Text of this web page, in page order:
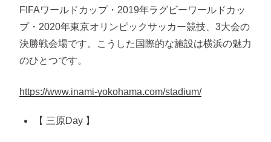
FIFAワールドカップ・2019年ラグビーワールドカッ
プ・2020年東京オリンピックサッカー競技、3大会の
決勝戦会場です。こうした国際的な施設は横浜の魅力
のひとつです。
https://www.inami-yokohama.com/stadium/
【 三原Day 】